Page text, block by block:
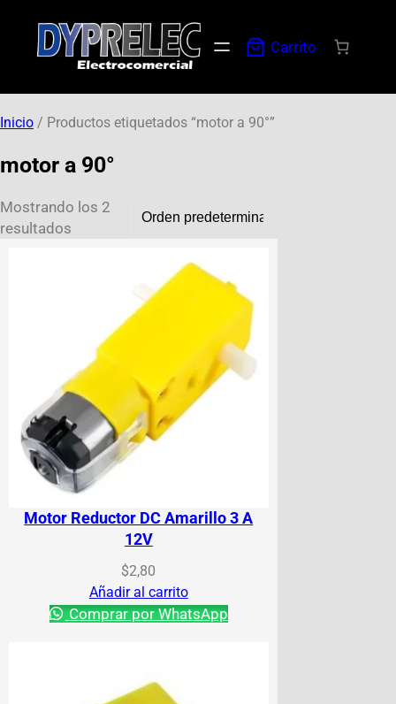
Carrito
Inicio / Productos etiquetados “motor a 90°”
motor a 90°
Mostrando los 2
resultados
Motor Reductor DC Amarillo 3 A
12V
$2,80
Añadir al carrito
Comprar por WhatsApp